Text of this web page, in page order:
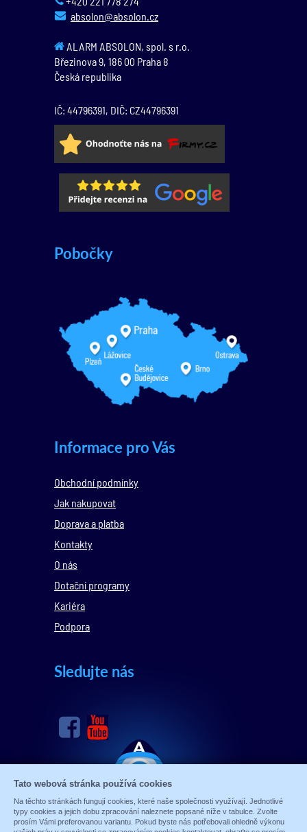
absolon@absolon.cz
ALARM ABSOLON, spol. s r.o.
Březinova 9, 186 00 Praha 8
Česká republika
IČ: 44796391, DIČ: CZ44796391
Pobočky
Informace pro Vás
Obchodní podmínky
Jak nakupovat
Doprava a platba
Kontakty
O nás
Dotační programy
Kariéra
Podpora
Sledujte nás
Tato webová stránka používá cookies
Na těchto stránkách fungují cookies, které naše společnosti využívají. Jednotlivé
typy cookies a jejich dobu zpracování naleznete popsané níže v tabulce. Zvolte
prosím Vámi preferovanou variantu. Pokud byste nás potřebovali ohledně výkonu